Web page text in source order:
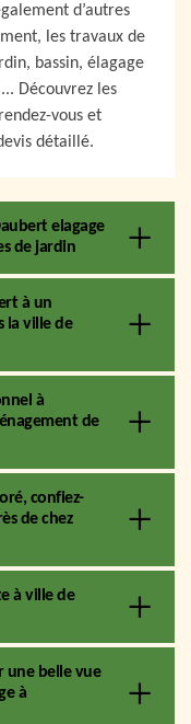
d’autres
les travaux de
bassin, élagage
Découvrez les
vous et
détaillé.
elagage
de jardin
à un
la ville de
à
de
confiez-
de chez
à ville de
une belle vue
à